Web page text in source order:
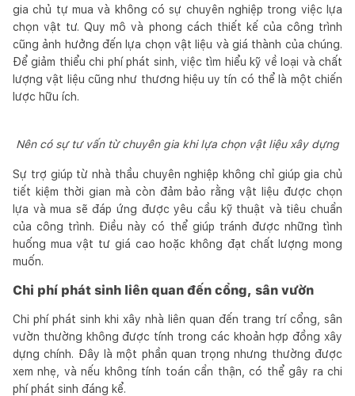
gia chủ tự mua và không có sự chuyên nghiệp trong việc lựa
chọn vật tư. Quy mô và phong cách thiết kế của công trình
cũng ảnh hưởng đến lựa chọn vật liệu và giá thành của chúng.
Để giảm thiểu chi phí phát sinh, việc tìm hiểu kỹ về loại và chất
lượng vật liệu cũng như thương hiệu uy tín có thể là một chiến
lược hữu ích.
Nên có sự tư vấn từ chuyên gia khi lựa chọn vật liệu xây dựng
Sự trợ giúp từ nhà thầu chuyên nghiệp không chỉ giúp gia chủ
tiết kiệm thời gian mà còn đảm bảo rằng vật liệu được chọn
lựa và mua sẽ đáp ứng được yêu cầu kỹ thuật và tiêu chuẩn
của công trình. Điều này có thể giúp tránh được những tình
huống mua vật tư giá cao hoặc không đạt chất lượng mong
muốn.
Chi phí phát sinh liên quan đến cổng, sân vườn
Chi phí phát sinh khi xây nhà liên quan đến trang trí cổng, sân
vườn thường không được tính trong các khoản hợp đồng xây
dựng chính. Đây là một phần quan trọng nhưng thường được
xem nhẹ, và nếu không tính toán cẩn thận, có thể gây ra chi
phí phát sinh đáng kể.